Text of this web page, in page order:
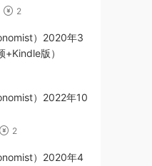
2
）2020年3
+Kindle版）
）2022年10
2
）2020年4